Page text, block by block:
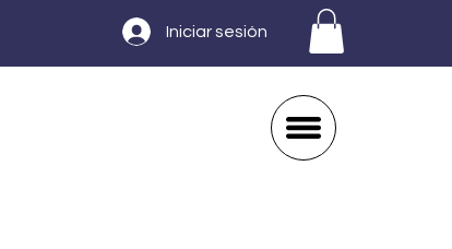
Iniciar sesión